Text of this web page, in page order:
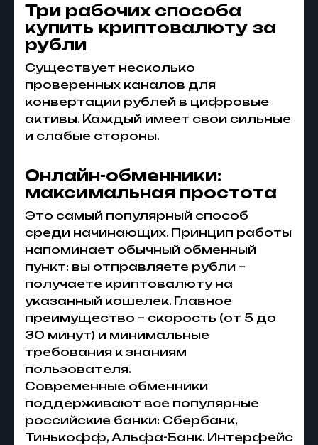
Три рабочих способа
купить криптовалюту за
рубли
Существует несколько
проверенных каналов для
конвертации рублей в цифровые
активы. Каждый имеет свои сильные
и слабые стороны.
Онлайн-обменники:
максимальная простота
Это самый популярный способ
среди начинающих. Принцип работы
напоминает обычный обменный
пункт: вы отправляете рубли –
получаете криптовалюту на
указанный кошелек. Главное
преимущество – скорость (от 5 до
30 минут) и минимальные
требования к знаниям
пользователя.
Современные обменники
поддерживают все популярные
российские банки: Сбербанк,
Тинькофф, Альфа-Банк. Интерфейс